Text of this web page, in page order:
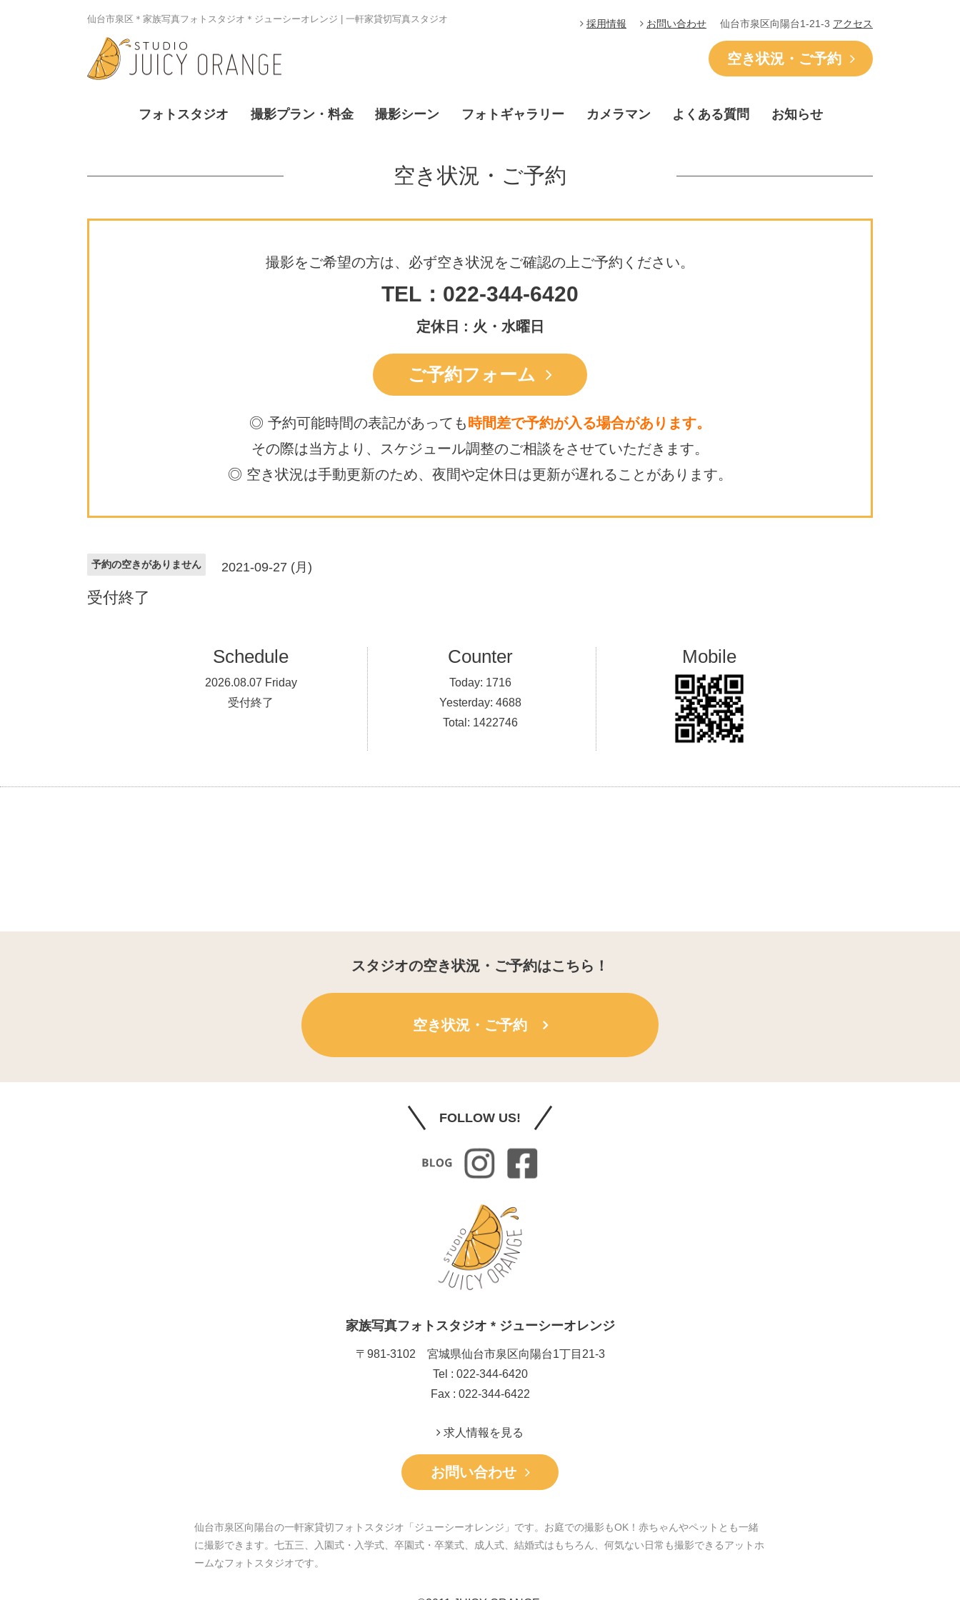
仙台市泉区＊家族写真フォトスタジオ＊ジューシーオレンジ | 一軒家貸切写真スタジオ 採用情報 お問い合わせ 仙台市泉区向陽台1-21-3 アクセス
空き状況・ご予約
フォトスタジオ 撮影プラン・料金 撮影シーン フォトギャラリー カメラマン よくある質問 お知らせ
空き状況・ご予約
撮影をご希望の方は、必ず空き状況をご確認の上ご予約ください。
TEL：022-344-6420
定休日 : 火・水曜日
ご予約フォーム
◎ 予約可能時間の表記があっても 時間差で予約が入る場合があります。
その際は当方より、スケジュール調整のご相談をさせていただきます。
◎ 空き状況は手動更新のため、 夜間や定休日は更新が遅れることがあります。
予約の空きがありません 2021-09-27 (月)
受付終了
Schedule
2026.08.07 Friday
受付終了
Counter
Today: 1716
Yesterday: 4688
Total: 1422746
Mobile
スタジオの空き状況・ご予約はこちら！
空き状況・ご予約
FOLLOW US!
家族写真フォトスタジオ * ジューシーオレンジ
〒981-3102 宮城県仙台市泉区向陽台1丁目21-3
Tel : 022-344-6420
Fax : 022-344-6422
求人情報を見る
お問い合わせ
仙台市泉区向陽台の一軒家貸切フォトスタジオ「ジューシーオレンジ」です。お庭での撮影もOK！赤ちゃんやペットとも一緒
に撮影できます。七五三、入園式・入学式、卒園式・卒業式、成人式、結婚式はもちろん、何気ない日常も撮影できるアットホ
ームなフォトスタジオです。